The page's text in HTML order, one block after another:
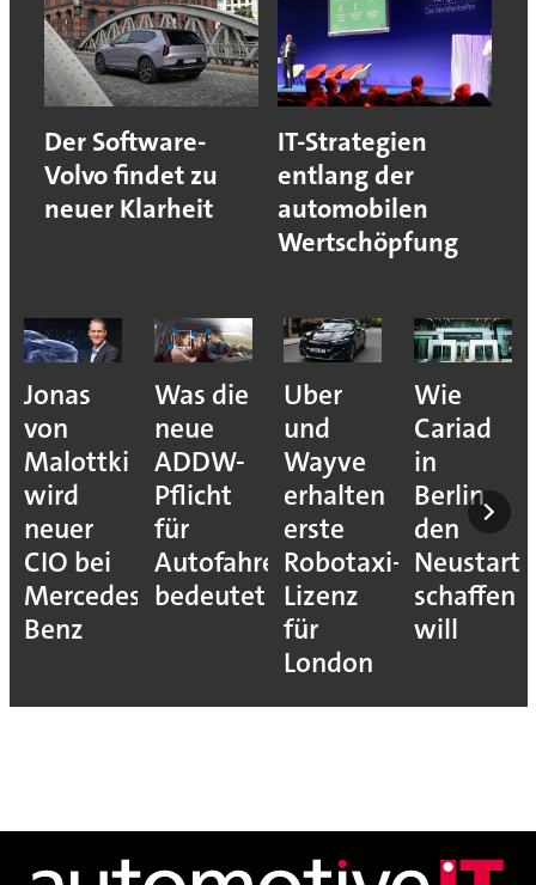
Der Software-
Volvo findet zu
neuer Klarheit
IT-Strategien
entlang der
automobilen
Wertschöpfung
Jonas
von
Malottki
wird
neuer
CIO bei
Mercedes-
Benz
Was die
neue
ADDW-
Pflicht
für
Autofahrer
bedeutet
Uber
und
Wayve
erhalten
erste
Robotaxi-
Lizenz
für
London
Wie
Cariad
in
Berlin
den
Neustart
schaffen
will